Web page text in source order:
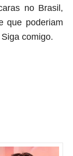
no Brasil,
que poderiam
comigo.